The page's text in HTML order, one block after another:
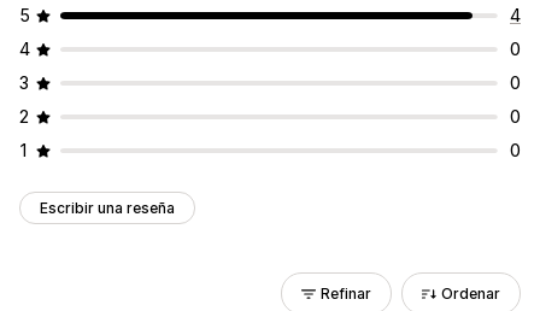
5
4
4
0
3
0
2
0
1
0
Escribir una reseña
Refinar Ordenar